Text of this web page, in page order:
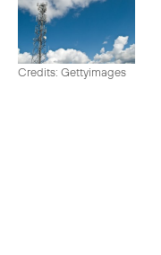
Credits: Gettyimages